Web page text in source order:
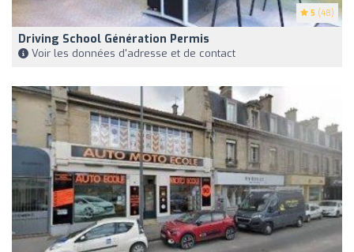
5 (48)
Driving School Génération Permis
Voir les données d'adresse et de contact